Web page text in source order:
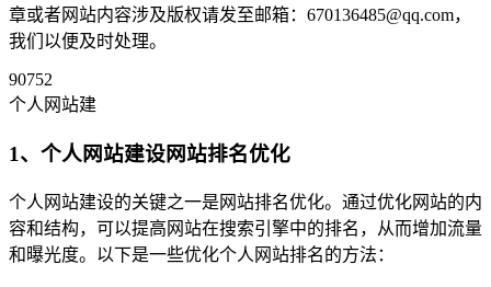
章或者网站内容涉及版权请发至邮箱：670136485@qq.com，
我们以便及时处理。
90752
个人网站建
1、个人网站建设网站排名优化
个人网站建设的关键之一是网站排名优化。通过优化网站的内
容和结构，可以提高网站在搜索引擎中的排名，从而增加流量
和曝光度。以下是一些优化个人网站排名的方法：